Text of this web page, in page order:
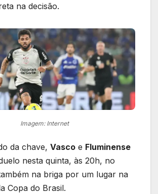
na decisão.
Imagem: Internet
da chave, Vasco e Fluminense
nesta quinta, às 20h, no
na briga por um lugar na
Copa do Brasil.